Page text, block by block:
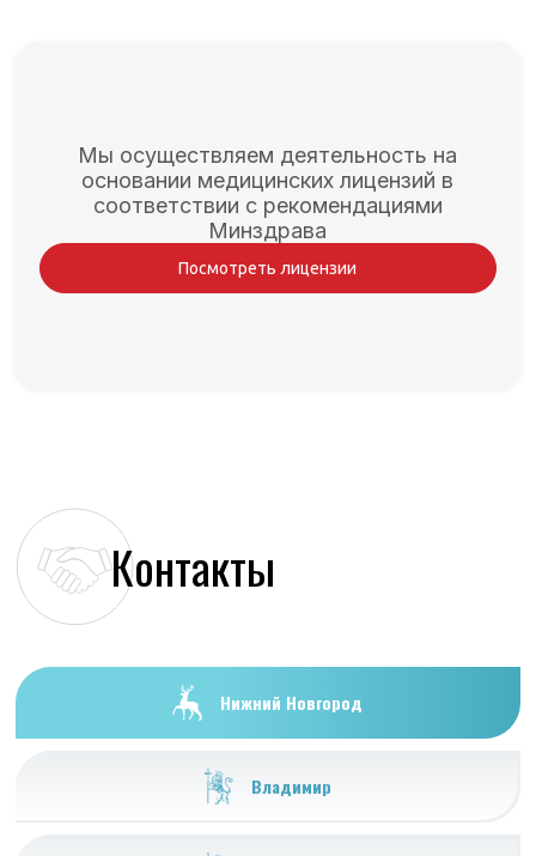
Мы осуществляем деятельность на
основании медицинских лицензий в
соответствии с рекомендациями
Минздрава
Посмотреть лицензии
Контакты
Нижний Новгород
Владимир